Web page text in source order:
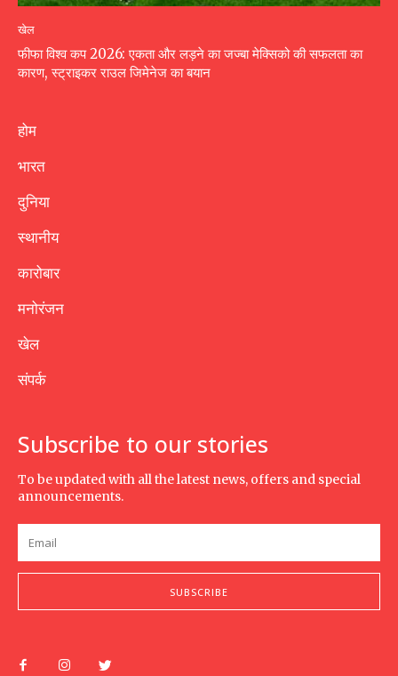
खेल
फीफा विश्व कप 2026: एकता और लड़ने का जज्बा मेक्सिको की सफलता का
कारण, स्ट्राइकर राउल जिमेनेज का बयान
होम
भारत
दुनिया
स्थानीय
कारोबार
मनोरंजन
खेल
संपर्क
Subscribe to our stories
To be updated with all the latest news, offers and special
announcements.
SUBSCRIBE